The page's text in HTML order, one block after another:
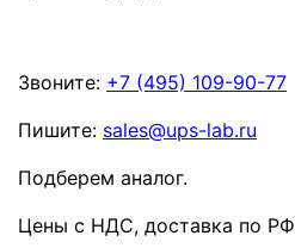
Звоните: +7 (495) 109-90-77
Пишите: sales@ups-lab.ru
Подберем аналог.
Цены с НДС, доставка по РФ